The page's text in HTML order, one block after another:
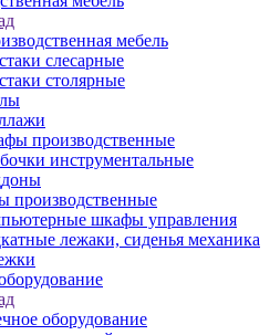
мебель
слесарные
столярные
производственные
инструментальные
производственные
шкафы управления
лежаки, сиденья механика
оборудование